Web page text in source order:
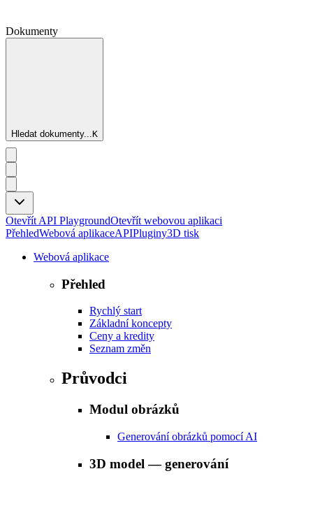
Dokumenty
Hledat dokumenty...K
Otevřít API PlaygroundOtevřít webovou aplikaci
PřehledWebová aplikaceAPIPluginy3D tisk
Webová aplikace
Přehled
Rychlý start
Základní koncepty
Ceny a kredity
Seznam změn
Průvodci
Modul obrázků
Generování obrázků pomocí AI
3D model — generování